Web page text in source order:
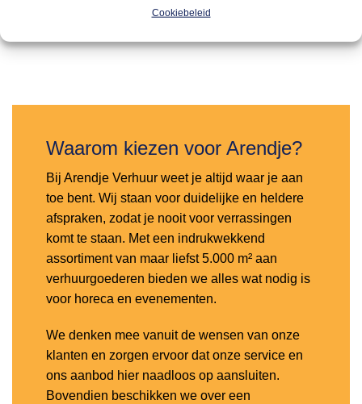
Cookiebeleid
Waarom kiezen voor Arendje?
Bij Arendje Verhuur weet je altijd waar je aan
toe bent. Wij staan voor duidelijke en heldere
afspraken, zodat je nooit voor verrassingen
komt te staan. Met een indrukwekkend
assortiment van maar liefst 5.000 m² aan
verhuurgoederen bieden we alles wat nodig is
voor horeca en evenementen.
We denken mee vanuit de wensen van onze
klanten en zorgen ervoor dat onze service en
ons aanbod hier naadloos op aansluiten.
Bovendien beschikken we over een